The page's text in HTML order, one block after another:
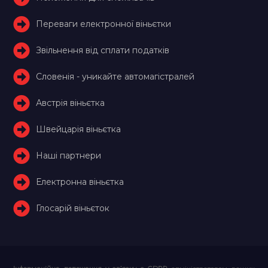
Переваги електронної віньєтки
Звільнення від сплати податків
Словенія - уникайте автомагістралей
Австрія віньєтка
Швейцарія віньєтка
Наші партнери
Електронна віньєтка
Глосарій віньєток